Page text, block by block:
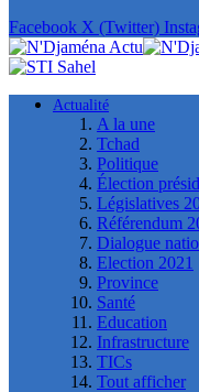
Facebook X (Twitter)
Actualité
A la une
Tchad
Politique
Élection
Législatives
Référendum
Dialogue
Election 2021
Province
Santé
Education
Infrastructure
TICs
Tout afficher